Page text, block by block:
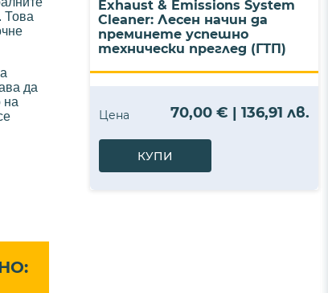
Това
да
на
Exhaust & Emissions System
Cleaner: Лесен начин да
преминете успешно
технически преглед (ГТП)
Цена 70,00 € | 136,91 лв.
КУПИ